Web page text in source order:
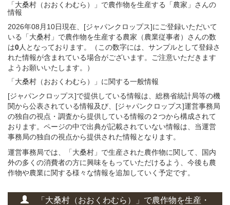
「大桑村（おおくわむら）」 で農作物を生産する 「農家」さんの
情報
2026年08月10日現在、[ジャパンクロップス]にご登録いただいて
いる「大桑村」で農作物を生産する農家（農業従事者）さんの数
は0人となっております。（この数字には、サンプルとして登録さ
れた情報が含まれている場合がございます。ご注意いただきます
ようお願いいたします。）
「大桑村（おおくわむら）」 に関する一般情報
[ジャパンクロップス]で提供している情報は、総務省統計局等の機
関から公表されている情報及び、[ジャパンクロップス]運営事務局
の独自の視点・調査から提供している情報の２つから構成されて
おります。ページの中で出典が記載されていない情報は、当運営
事務局の独自の視点から提供された情報となります。
運営事務局では、「大桑村」で生産された農作物に関して、国内
外の多くの消費者の方に興味をもっていただけるよう、今後も農
作物や農業に関する様々な情報を追加していく予定です。
「大桑村（おおくわむら）」 で農作物を生産・